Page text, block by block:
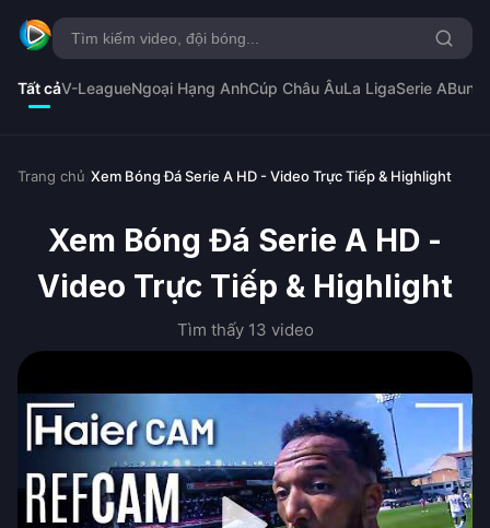
Tất cảV-LeagueNgoại Hạng AnhCúp Châu ÂuLa LigaSerie A
Trang chủ Xem Bóng Đá Serie A HD - Video Trực Tiếp & Highlight
Xem Bóng Đá Serie A HD -
Video Trực Tiếp & Highlight
Tìm thấy 13 video